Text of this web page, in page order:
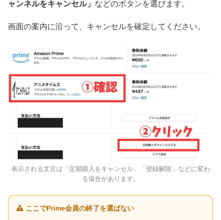
ャンネルをキャンセル」 などのボタンを選びます。
画面の案内に沿って、キャンセルを確定してください。
表示される文言は「定期購入をキャンセル」「登録解除」などに変わ
る場合があります。
ここでPrime会員の終了を選ばない